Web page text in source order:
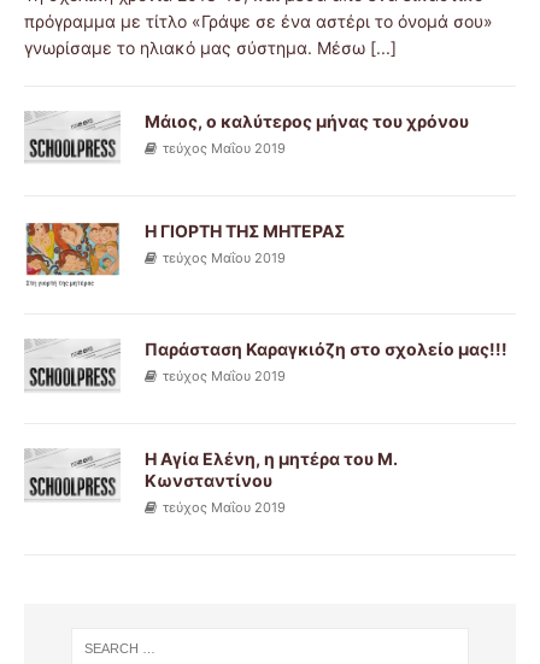
πρόγραμμα με τίτλο «Γράψε σε ένα αστέρι το όνομά σου»
γνωρίσαμε το ηλιακό μας σύστημα. Μέσω [...]
Μάιος, ο καλύτερος μήνας του χρόνου
τεύχος Μαΐου 2019
Η ΓΙΟΡΤΗ ΤΗΣ ΜΗΤΕΡΑΣ
τεύχος Μαΐου 2019
Παράσταση Καραγκιόζη στο σχολείο μας!!!
τεύχος Μαΐου 2019
Η Αγία Ελένη, η μητέρα του Μ.
Κωνσταντίνου
τεύχος Μαΐου 2019